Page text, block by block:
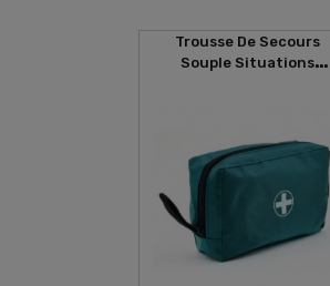
Trousse De Secours
Souple Situations